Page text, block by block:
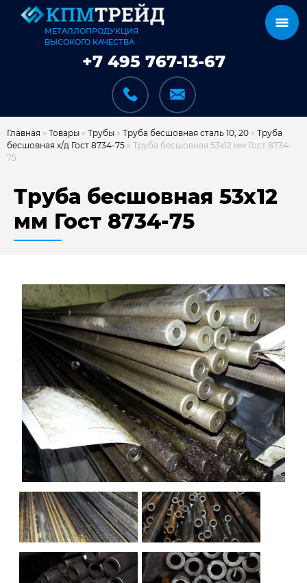
МЕТАЛЛОПРОДУКЦИЯ
ВЫСОКОГО КАЧЕСТВА
+7 495 767-13-67
ДОСТАВКА И ОПЛАТА
НАШИ ОБЪЕКТЫ
ОТЗЫВЫ
О НАС
БЛОГ
КОНТАКТЫ
Главная » Товары » Трубы » Труба бесшовная сталь 10, 20 » Труба
бесшовная х/д Гост 8734-75 » Труба бесшовная 53х12 мм Гост 8734-
75
Труба бесшовная 53х12
мм Гост 8734-75